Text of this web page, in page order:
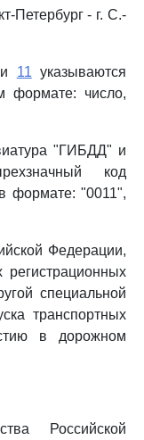
Петербург - г. С.-
и 11 указываются
формате: число,
"ГИБДД" и
код
формате: "0011",
Федерации,
специальной
транспортных
в дорожном
Российской